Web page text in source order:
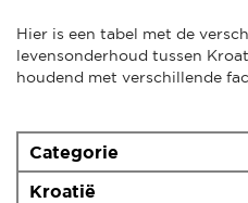
Hier is een tabel met de
levensonderhoud tussen
houdend met verschillende
Categorie
Kroatië